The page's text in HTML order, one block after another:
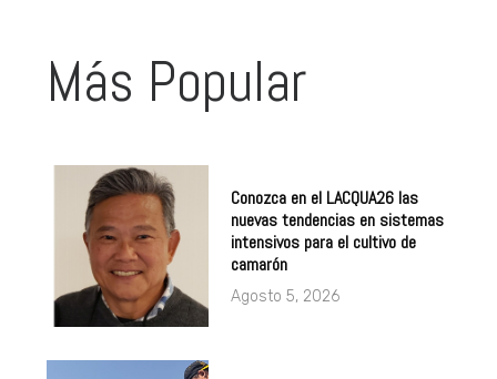
Más Popular
Conozca en el LACQUA26 las
nuevas tendencias en sistemas
intensivos para el cultivo de
camarón
Agosto 5, 2026